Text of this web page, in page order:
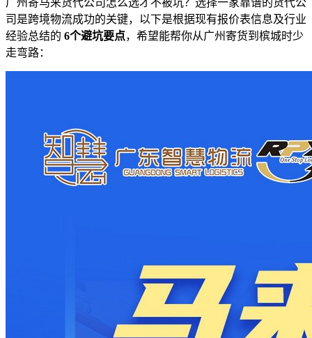
司是跨境物流成功的关键，以下是根据现有报价表信息及行业
经验总结的 6个避坑要点，希望能帮你从广州寄货到槟城时少
走弯路：